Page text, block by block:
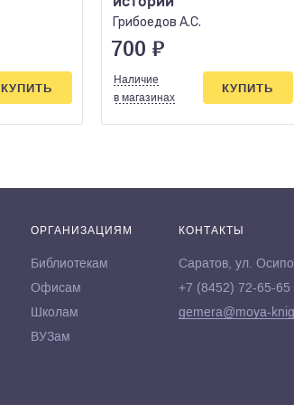
КУПИТЬ
Грибоедов А.С.
700 ₽
Наличие
в магазинах
КУПИТЬ
ОРГАНИЗАЦИЯМ
Библиотекам
Офисам
Школам
ВУЗам
КОНТАКТЫ
Саратов, ул.
+7 (8452) 72-65-65
gemera@moya-